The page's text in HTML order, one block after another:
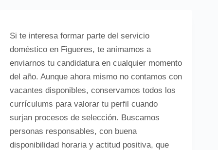
Si te interesa formar parte del servicio
doméstico en Figueres, te animamos a
enviarnos tu candidatura en cualquier momento
del año. Aunque ahora mismo no contamos con
vacantes disponibles, conservamos todos los
currículums para valorar tu perfil cuando
surjan procesos de selección. Buscamos
personas responsables, con buena
disponibilidad horaria y actitud positiva, que